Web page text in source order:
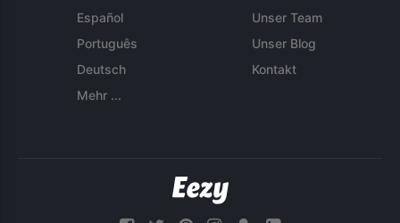
Español
Português
Deutsch
Mehr ...
Unser Team
Unser Blog
Kontakt